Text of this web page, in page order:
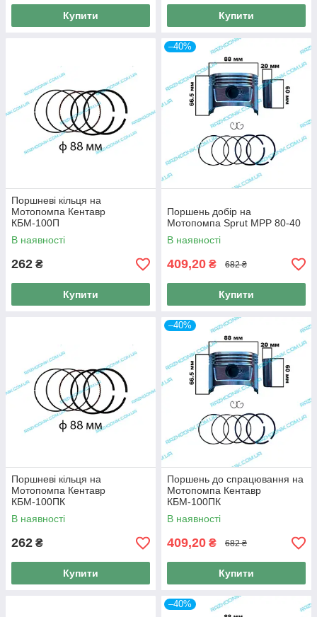
Купити Купити
Поршневі кільця на
Мотопомпа Кентавр
КБМ-100П
В наявності
262 ₴
Купити
–40%
Поршень добір на
Мотопомпа Sprut MPP 80-40
В наявності
409,20 ₴ 682 ₴
Купити
Поршневі кільця на
Мотопомпа Кентавр
КБМ-100ПК
В наявності
262 ₴
Купити
–40%
Поршень до спрацювання на
Мотопомпа Кентавр
КБМ-100ПК
В наявності
409,20 ₴ 682 ₴
Купити
–40%